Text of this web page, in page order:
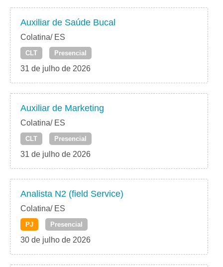
Auxiliar de Saúde Bucal
Colatina/ ES
CLT Presencial
31 de julho de 2026
Auxiliar de Marketing
Colatina/ ES
CLT Presencial
31 de julho de 2026
Analista N2 (field Service)
Colatina/ ES
PJ Presencial
30 de julho de 2026